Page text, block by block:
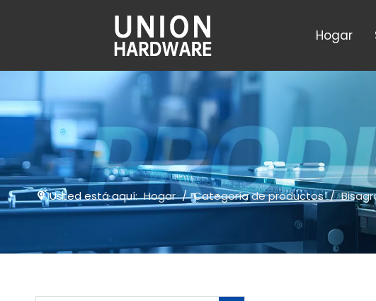
Hogar
Usted está aquí: Hogar / Categoría de productos /